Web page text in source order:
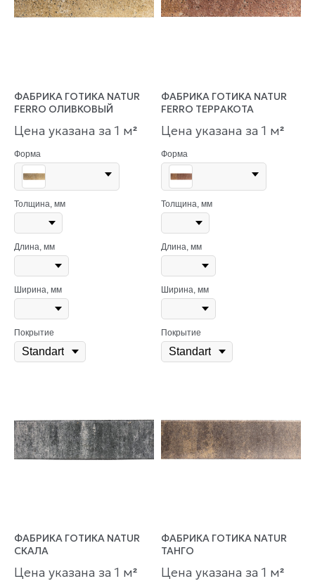
ФАБРИКА ГОТИКА NATUR
FERRO ОЛИВКОВЫЙ
Цена указана за 1 м²
Форма
Толщина, мм
Длина, мм
Ширина, мм
Покрытие
ФАБРИКА ГОТИКА NATUR
FERRO ТЕРРАКОТА
Цена указана за 1 м²
Форма
Толщина, мм
Длина, мм
Ширина, мм
Покрытие
ФАБРИКА ГОТИКА NATUR
СКАЛА
Цена указана за 1 м²
ФАБРИКА ГОТИКА NATUR
ТАНГО
Цена указана за 1 м²